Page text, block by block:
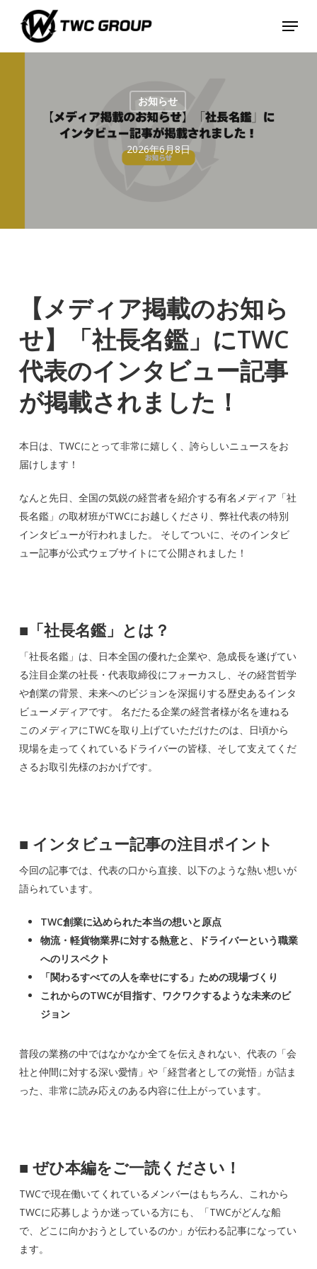
Menu
お知らせ
2026年6月8日
【メディア掲載のお知ら
せ】「社長名鑑」にTWC
代表のインタビュー記事
が掲載されました！
本日は、TWCにとって非常に嬉しく、誇らしいニュースをお
届けします！
なんと先日、全国の気鋭の経営者を紹介する有名メディア「社
長名鑑」の取材班がTWCにお越しくださり、弊社代表の特別
インタビューが行われました。 そしてついに、そのインタビ
ュー記事が公式ウェブサイトにて公開されました！
■ 「社長名鑑」とは？
「社長名鑑」は、日本全国の優れた企業や、急成長を遂げてい
る注目企業の社長・代表取締役にフォーカスし、その経営哲学
や創業の背景、未来へのビジョンを深掘りする歴史あるインタ
ビューメディアです。 名だたる企業の経営者様が名を連ねる
このメディアにTWCを取り上げていただけたのは、日頃から
現場を走ってくれているドライバーの皆様、そして支えてくだ
さるお取引先様のおかげです。
■ インタビュー記事の注目ポイント
今回の記事では、代表の口から直接、以下のような熱い想いが
語られています。
TWC創業に込められた本当の想いと原点
物流・軽貨物業界に対する熱意と、ドライバーという職業
へのリスペクト
「関わるすべての人を幸せにする」ための現場づくり
これからのTWCが目指す、ワクワクするような未来のビ
ジョン
普段の業務の中ではなかなか全てを伝えきれない、代表の「会
社と仲間に対する深い愛情」や「経営者としての覚悟」が詰ま
った、非常に読み応えのある内容に仕上がっています。
■ ぜひ本編をご一読ください！
TWCで現在働いてくれているメンバーはもちろん、これから
TWCに応募しようか迷っている方にも、「TWCがどんな船
で、どこに向かおうとしているのか」が伝わる記事になってい
ます。